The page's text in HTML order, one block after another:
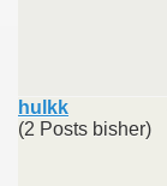
hulkk
(2 Posts bisher)